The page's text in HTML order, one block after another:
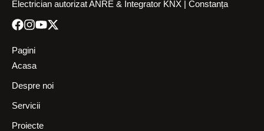
Electrician autorizat ANRE & Integrator KNX | Constanța
Pagini
Acasa
Despre noi
Servicii
Proiecte